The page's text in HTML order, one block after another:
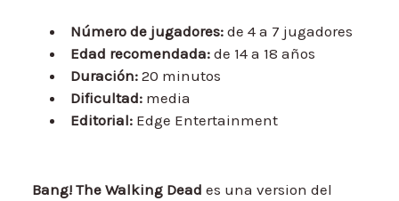
Número de jugadores: de 4 a 7 jugadores
Edad recomendada: de 14 a 18 años
Duración: 20 minutos
Dificultad: media
Editorial: Edge Entertainment
Bang! The Walking Dead es una version del